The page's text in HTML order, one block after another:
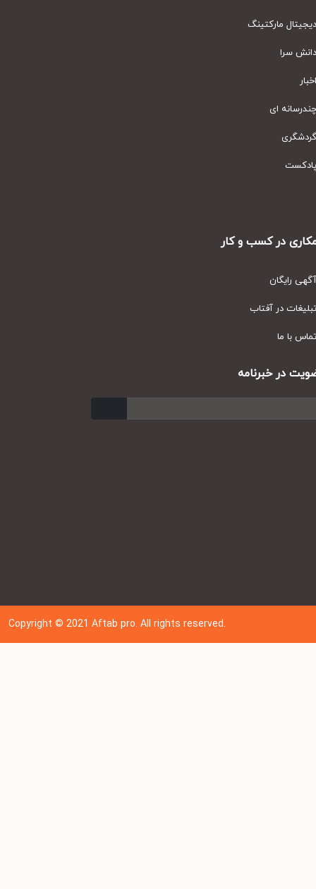
مارکتینگ
سرا
ای
در کسب و کار
رایگان
در آفتاب
با ما
در خبرنامه
Copyright © 202 1Aftab pro. All rights reserved.